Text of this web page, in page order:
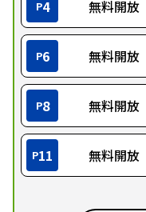
P4 無料開放
P6 無料開放
P8 無料開放
P11 無料開放